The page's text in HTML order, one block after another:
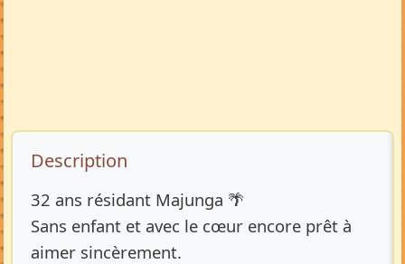
Description de l’annonce
Description
32 ans résidant Majunga 🌴
Sans enfant et avec le cœur encore prêt à
aimer sincèrement.